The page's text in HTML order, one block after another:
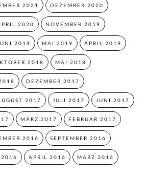
2021 DEZEMBER 2020
2020 NOVEMBER 2019
2019 MAI 2019 APRIL 2019
2018 MAI 2018
DEZEMBER 2017
2017 JULI 2017 JUNI 2017
MÄRZ 2017 FEBRUAR 2017
2016 SEPTEMBER 2016
2016 APRIL 2016 MÄRZ 2016